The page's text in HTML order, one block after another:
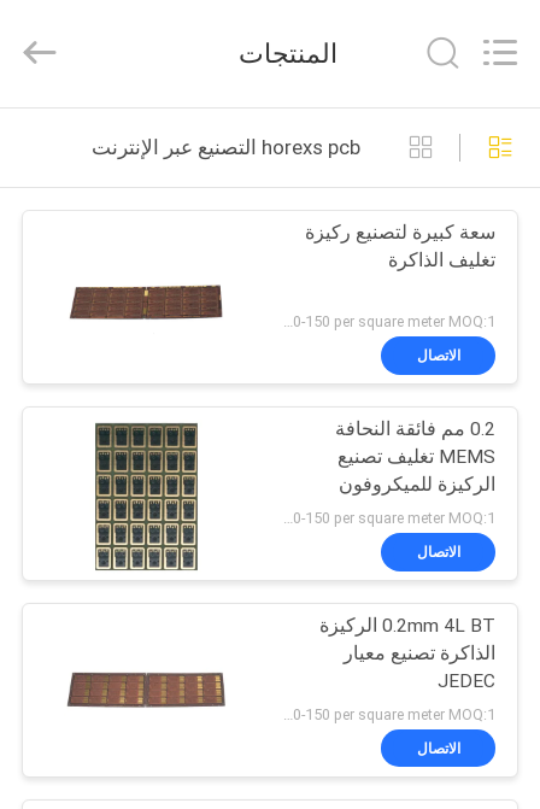
الصفحة
الرئيسية
منتجات
معلومات
جولة
المعمل
مراقبة
الجودة
اتصل
Co.,Ltd..
المنتجات
horexs pcb التصنيع عبر الإنترنت
سعة كبيرة لتصنيع ركيزة
تغليف الذاكرة
US 120-150 per square meter MOQ:1 متر مربع
الاتصال
0.2 مم فائقة النحافة
MEMS تغليف تصنيع
الركيزة للميكروفون
والإلكترونيات الدقيقة
الاتصال
0.2mm 4L BT الركيزة
الذاكرة تصنيع معيار
JEDEC
الاتصال